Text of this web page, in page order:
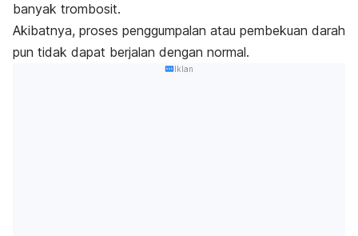
banyak trombosit.
Akibatnya, proses penggumpalan atau pembekuan darah
pun tidak dapat berjalan dengan normal.
Iklan